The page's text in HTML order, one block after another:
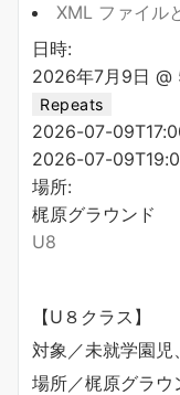
XML ファイル
日時:
2026年7月9日 @
Repeats
2026-07-
2026-07-
場所:
梶原グラウンド
U8
【U８クラス】
対象／未就学園
場所／梶原グラウ